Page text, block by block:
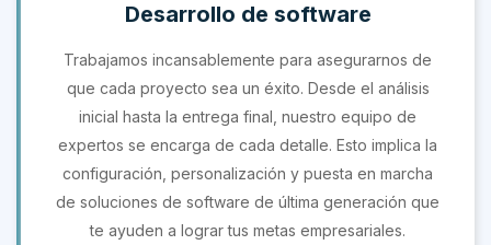
Desarrollo de software
Trabajamos incansablemente para asegurarnos de
que cada proyecto sea un éxito. Desde el análisis
inicial hasta la entrega final, nuestro equipo de
expertos se encarga de cada detalle. Esto implica la
configuración, personalización y puesta en marcha
de soluciones de software de última generación que
te ayuden a lograr tus metas empresariales.